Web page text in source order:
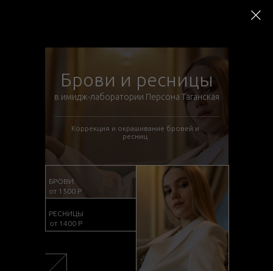
Коррекция и окрашивание бровей и
ресниц
БРОВИ
от 1500 Р
от 1400 Р
РЕСНИЦЫ
Брови и ресницы
в имидж-лаборатории Персона Таганская